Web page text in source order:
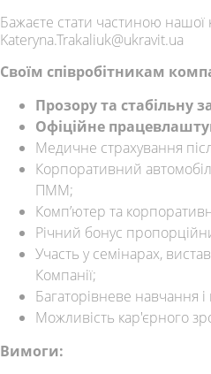
Бажаєте стати частиною
Kateryna.Trakaliuk@ukravit.ua
Своїм співробітникам
Прозору та стабільну
Офіційне
Медичне страхування
Корпоративний
ПММ;
Комп’ютер та
Річний бонус
Участь у семінарах,
Компанії;
Багаторівневе навчання і
Можливість кар'єрного
Вимоги: